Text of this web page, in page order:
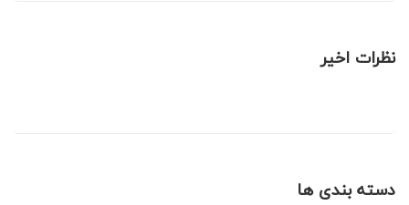
نظرات اخیر
دسته بندی ها